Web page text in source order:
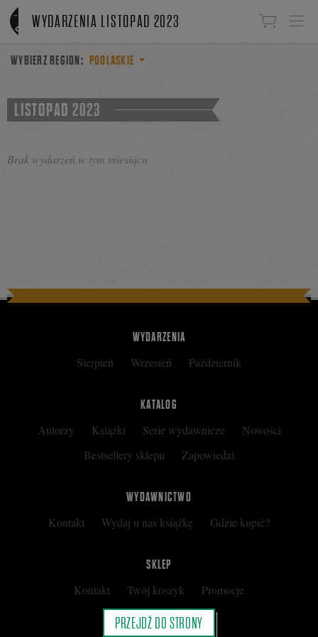
Linki do przejścia
WYDARZENIA LISTOPAD 2023
WYBIERZ REGION: PODLASKIE
LISTOPAD 2023
Brak wydarzeń w tym miesiącu
WYDARZENIA
Sierpień Wrzesień Październik
KATALOG
Autorzy Książki Serie wydawnicze
Nowości
Bestsellery sklepu
Zapowiedzi
WYDAWNICTWO
Kontakt Wydaj u nas książkę Gdzie kupić?
SKLEP
Kontakt Twój koszyk
Promocje
Kup kartę podarunkową
Nota prawna
PRZEJDŹ DO STRONY